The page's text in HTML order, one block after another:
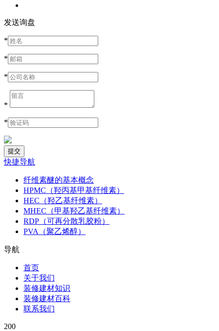
发送询盘
*
*
*
*
*
快捷导航
纤维素醚的基本概念
HPMC（羟丙基甲基纤维素）
HEC（羟乙基纤维素）
MHEC（甲基羟乙基纤维素）
RDP（可再分散乳胶粉）
PVA（聚乙烯醇）
导航
首页
关于我们
装修建材知识
装修建材百科
联系我们
200